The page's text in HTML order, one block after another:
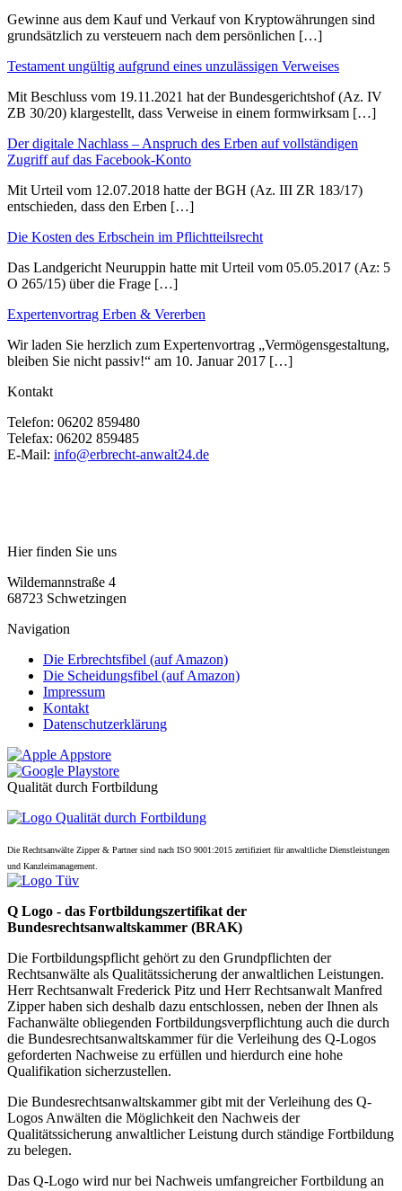
Gewinne aus dem Kauf und Verkauf von Kryptowährungen sind
grundsätzlich zu versteuern nach dem persönlichen […]
Testament ungültig aufgrund eines unzulässigen Verweises
Mit Beschluss vom 19.11.2021 hat der Bundesgerichtshof (Az. IV
ZB 30/20) klargestellt, dass Verweise in einem formwirksam […]
Der digitale Nachlass – Anspruch des Erben auf vollständigen
Zugriff auf das Facebook-Konto
Mit Urteil vom 12.07.2018 hatte der BGH (Az. III ZR 183/17)
entschieden, dass den Erben […]
Die Kosten des Erbschein im Pflichtteilsrecht
Das Landgericht Neuruppin hatte mit Urteil vom 05.05.2017 (Az: 5
O 265/15) über die Frage […]
Expertenvortrag Erben & Vererben
Wir laden Sie herzlich zum Expertenvortrag „Vermögensgestaltung,
bleiben Sie nicht passiv!“ am 10. Januar 2017 […]
Kontakt
Telefon: 06202 859480
Telefax: 06202 859485
E-Mail: info@erbrecht-anwalt24.de
Hier finden Sie uns
Wildemannstraße 4
68723 Schwetzingen
Navigation
Die Erbrechtsfibel (auf Amazon)
Die Scheidungsfibel (auf Amazon)
Impressum
Kontakt
Datenschutzerklärung
Qualität durch Fortbildung
Die Rechtsanwälte Zipper & Partner sind nach ISO 9001:2015 zertifiziert für anwaltliche Dienstleistungen
und Kanzleimanagement.
Q Logo - das Fortbildungszertifikat der
Bundesrechtsanwaltskammer (BRAK)
Die Fortbildungspflicht gehört zu den Grundpflichten der
Rechtsanwälte als Qualitätssicherung der anwaltlichen Leistungen.
Herr Rechtsanwalt Frederick Pitz und Herr Rechtsanwalt Manfred
Zipper haben sich deshalb dazu entschlossen, neben der Ihnen als
Fachanwälte obliegenden Fortbildungsverpflichtung auch die durch
die Bundesrechtsanwaltskammer für die Verleihung des Q-Logos
geforderten Nachweise zu erfüllen und hierdurch eine hohe
Qualifikation sicherzustellen.
Die Bundesrechtsanwaltskammer gibt mit der Verleihung des Q-
Logos Anwälten die Möglichkeit den Nachweis der
Qualitätssicherung anwaltlicher Leistung durch ständige Fortbildung
zu belegen.
Das Q-Logo wird nur bei Nachweis umfangreicher Fortbildung an